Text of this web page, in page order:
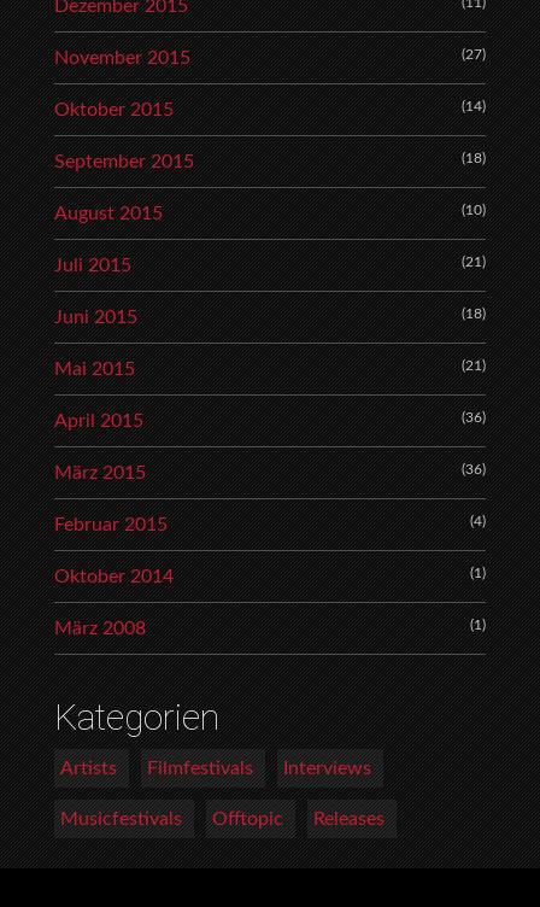
Dezember 2015 (11)
November 2015 (27)
Oktober 2015 (14)
September 2015 (18)
August 2015 (10)
Juli 2015 (21)
Juni 2015 (18)
Mai 2015 (21)
April 2015 (36)
März 2015 (36)
Februar 2015 (4)
Oktober 2014 (1)
März 2008 (1)
Kategorien
Artists Filmfestivals Interviews
Musicfestivals Offtopic Releases